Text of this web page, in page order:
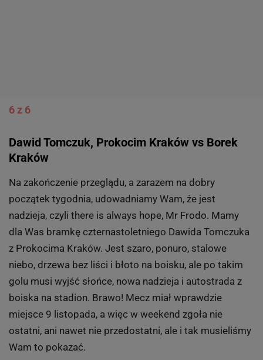
6 z 6
Dawid Tomczuk, Prokocim Kraków vs Borek
Kraków
Na zakończenie przeglądu, a zarazem na dobry
początek tygodnia, udowadniamy Wam, że jest
nadzieja, czyli there is always hope, Mr Frodo. Mamy
dla Was bramkę czternastoletniego Dawida Tomczuka
z Prokocima Kraków. Jest szaro, ponuro, stalowe
niebo, drzewa bez liści i błoto na boisku, ale po takim
golu musi wyjść słońce, nowa nadzieja i autostrada z
boiska na stadion. Brawo! Mecz miał wprawdzie
miejsce 9 listopada, a więc w weekend zgoła nie
ostatni, ani nawet nie przedostatni, ale i tak musieliśmy
Wam to pokazać.